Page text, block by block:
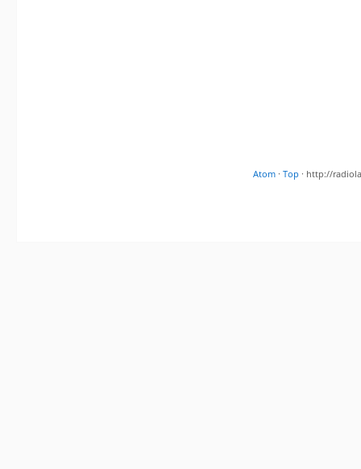
Atom · Top · http://